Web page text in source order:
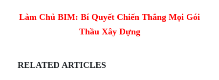
Làm Chủ BIM: Bí Quyết Chiến Thắng Mọi Gói
Thầu Xây Dựng
RELATED ARTICLES